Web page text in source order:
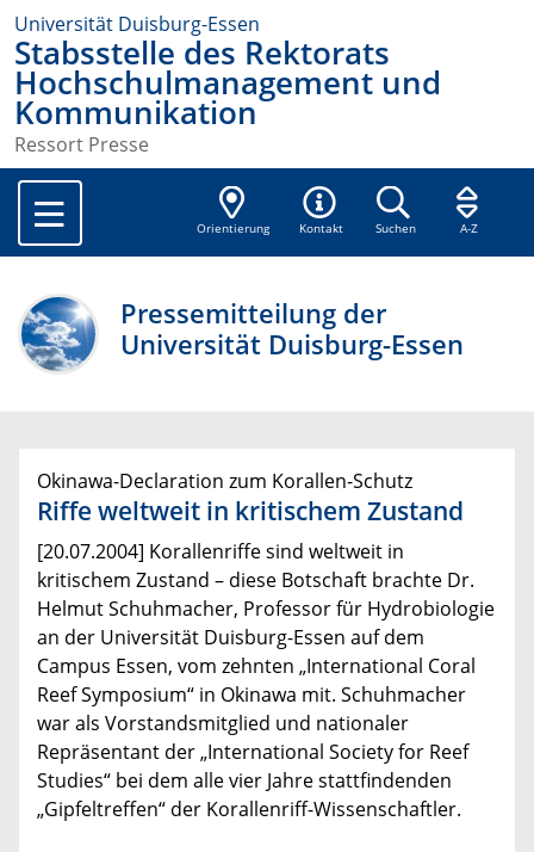
Universität Duisburg-Essen
Stabsstelle des Rektorats
Hochschulmanagement und
Kommunikation
Ressort Presse
Orientierung Kontakt Suchen A-Z
Pressemitteilung der
Universität Duisburg-Essen
Okinawa-Declaration zum Korallen-Schutz
Riffe weltweit in kritischem Zustand
[20.07.2004] Korallenriffe sind weltweit in
kritischem Zustand – diese Botschaft brachte Dr.
Helmut Schuhmacher, Professor für Hydrobiologie
an der Universität Duisburg-Essen auf dem
Campus Essen, vom zehnten „International Coral
Reef Symposium“ in Okinawa mit. Schuhmacher
war als Vorstandsmitglied und nationaler
Repräsentant der „International Society for Reef
Studies“ bei dem alle vier Jahre stattfindenden
„Gipfeltreffen“ der Korallenriff-Wissenschaftler.